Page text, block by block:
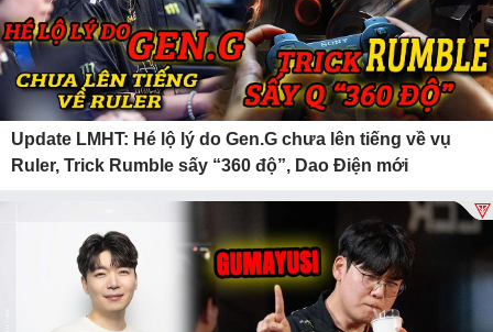
Update LMHT: Hé lộ lý do Gen.G chưa lên tiếng về vụ
Ruler, Trick Rumble sấy “360 độ”, Dao Điện mới